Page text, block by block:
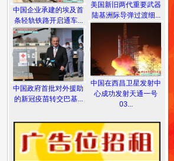
中国企业承建的埃及首
条轻轨铁路开启通车...
中国政府首批对外援助
的新冠疫苗转交巴基...
美国新旧两代重要武器
陆基洲际导弹过渡细...
中国在西昌卫星发射中
心成功发射天通一号
03...